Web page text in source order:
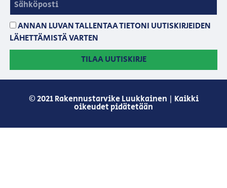
ANNAN LUVAN TALLENTAA TIETONI UUTISKIRJEIDEN
LÄHETTÄMISTÄ VARTEN
TILAA UUTISKIRJE
© 2021 Rakennustarvike Luukkainen | Kaikki
oikeudet pidätetään